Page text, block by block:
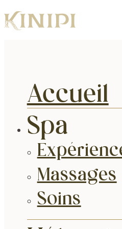
Accueil
Spa
Massages
Soins